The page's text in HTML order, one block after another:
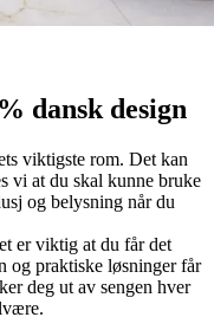
dansk design
viktigste rom. Det kan
vi at du skal kunne bruke
og belysning når du
er viktig at du får det
og praktiske løsninger får
deg ut av sengen hver